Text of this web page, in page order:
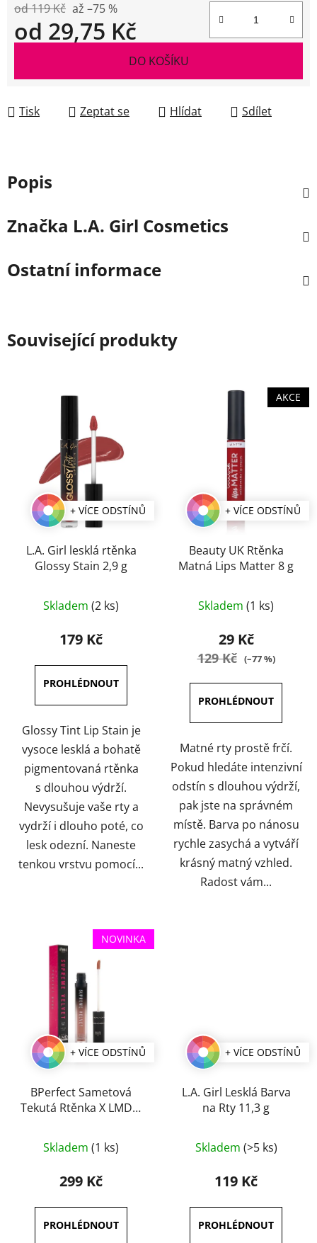
od 119 Kč až –75 %
od 29,75 Kč
DO KOŠÍKU
Tisk Zeptat se Hlídat Sdílet
Popis
Značka L.A. Girl Cosmetics
Ostatní informace
Související produkty
+ VÍCE ODSTÍNŮ
L.A. Girl lesklá rtěnka
Glossy Stain 2,9 g
hodnocení
produktu
4,5
z
5
hvězdiček.
Skladem (2 ks)
179 Kč
Glossy Tint Lip Stain je
vysoce lesklá a bohatě
pigmentovaná rtěnka
s dlouhou výdrží.
Nevysušuje vaše rty a
vydrží i dlouho poté, co
lesk odezní. Naneste
tenkou vrstvu pomocí...
AKCE
+ VÍCE ODSTÍNŮ
Beauty UK Rtěnka
Matná Lips Matter 8 g
hodnocení
produktu
je
5
hvězdiček.
Skladem (1 ks)
29 Kč
129 Kč (–77 %)
Matné rty prostě frčí.
Pokud hledáte intenzivní
odstín s dlouhou výdrží,
pak jste na správném
místě. Barva po nánosu
rychle zasychá a vytváří
krásný matný vzhled.
Radost vám...
NOVINKA
+ VÍCE ODSTÍNŮ
BPerfect Sametová
Tekutá Rtěnka X LMD 3
hodnocení
produktu
5,0
z
Skladem (1 ks)
299 Kč
+ VÍCE ODSTÍNŮ
L.A. Girl Lesklá Barva
na Rty 11,3 g
hodnocení
produktu
4,0
z
Skladem (>5 ks)
119 Kč